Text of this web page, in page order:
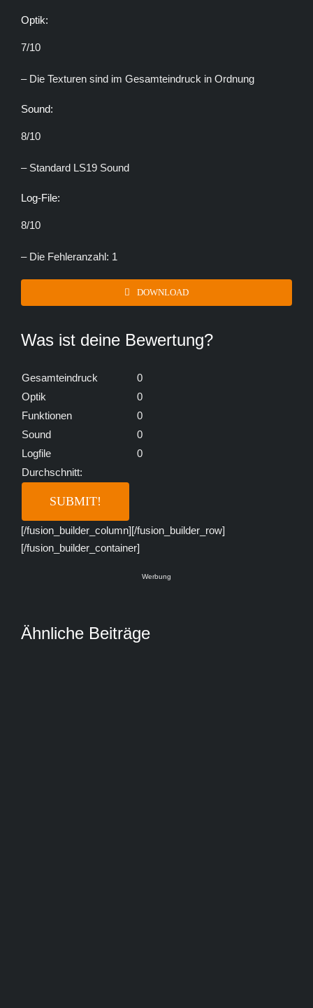
Optik:
7/10
– Die Texturen sind im Gesamteindruck in Ordnung
Sound:
8/10
– Standard LS19 Sound
Log-File:
8/10
– Die Fehleranzahl: 1
DOWNLOAD
Was ist deine Bewertung?
Gesamteindruck
0
Optik
0
Funktionen
0
Sound
0
Logfile
0
Durchschnitt:
[/fusion_builder_column][/fusion_builder_row]
[/fusion_builder_container]
Werbung
Ähnliche Beiträge